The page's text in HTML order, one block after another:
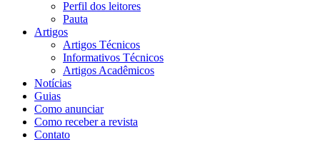
Perfil dos leitores
Pauta
Artigos
Artigos Técnicos
Informativos Técnicos
Artigos Acadêmicos
Notícias
Guias
Como anunciar
Como receber a revista
Contato